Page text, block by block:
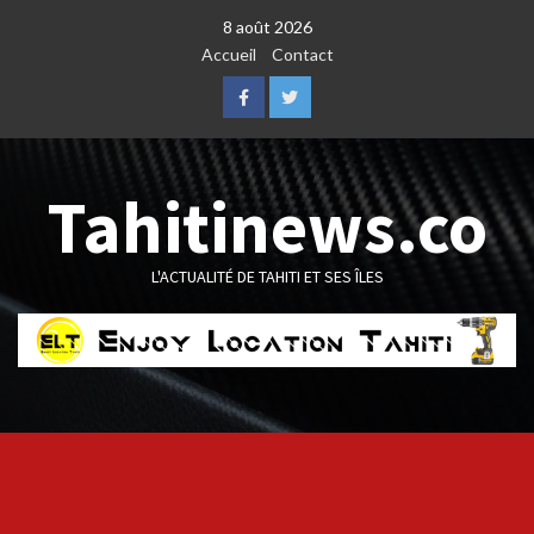
8 août 2026
Accueil
Contact
FacebookTwitter
Tahitinews.co
L'ACTUALITÉ DE TAHITI ET SES ÎLES